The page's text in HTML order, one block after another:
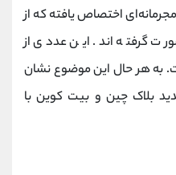
اختصاص یافته که از
گرفته اند. این عددی از
به هر حال این موضوع نشان
بلاک چین و بیت کوین با